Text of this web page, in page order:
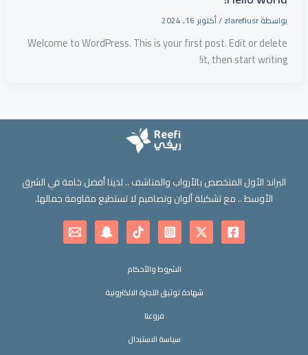
بواسطةzlarefiusr
/أكتوبر 16, 2024
Welcome to WordPress. This is your first post. Edit or delete
it, then start writing!
البراند الأول المتخصص بالأرواب والمناشف .. لدينا أفضل خامة في الشرق
الأوسط .. مع تشكيلة ألوان وتصاميم لا تستطيع مقاومة جمالها.
الشروط والأحكام
شهادة توثيق التجارة الالكترونية
فروعنا
سياسة الاستبدال